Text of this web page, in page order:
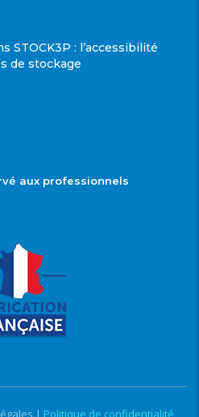
STOCK3P : l’accessibilité
de stockage
aux professionnels
| Politique de confidentialité